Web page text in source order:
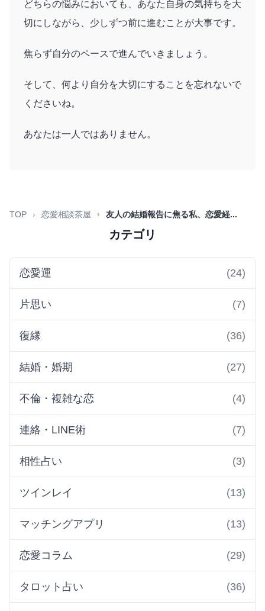
どちらの悩みにおいても、あなた自身の気持ちを大
切にしながら、少しずつ前に進むことが大事です。
焦らず自分のペースで進んでいきましょう。
そして、何より自分を大切にすることを忘れないで
くださいね。
あなたは一人ではありません。
TOP 恋愛相談茶屋 友人の結婚報告に焦る私、恋愛経...
カテゴリ
恋愛運 (24)
片思い (7)
復縁 (36)
結婚・婚期 (27)
不倫・複雑な恋 (4)
連絡・LINE術 (7)
相性占い (3)
ツインレイ (13)
マッチングアプリ (13)
恋愛コラム (29)
タロット占い (36)